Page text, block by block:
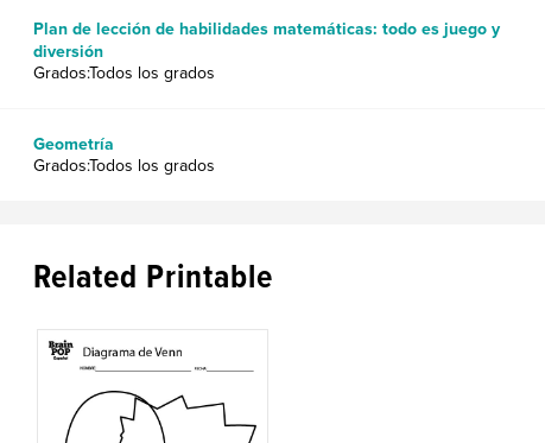
Plan de lección de habilidades matemáticas: todo es juego y
diversión
Grados:Todos los grados
Geometría
Grados:Todos los grados
Related Printable